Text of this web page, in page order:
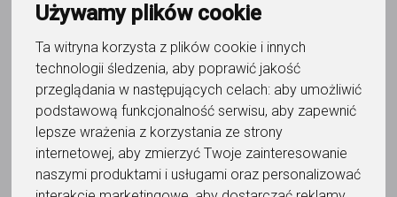
Używamy plików cookie
Ta witryna korzysta z plików cookie i innych
technologii śledzenia, aby poprawić jakość
przeglądania w następujących celach: aby umożliwić
podstawową funkcjonalność serwisu, aby zapewnić
lepsze wrażenia z korzystania ze strony
internetowej, aby zmierzyć Twoje zainteresowanie
naszymi produktami i usługami oraz personalizować
Jacek
Wyślij wiadomość
Ostatnia aktywność:
dzisiaj
Korepetytor prowadzi zajęcia online